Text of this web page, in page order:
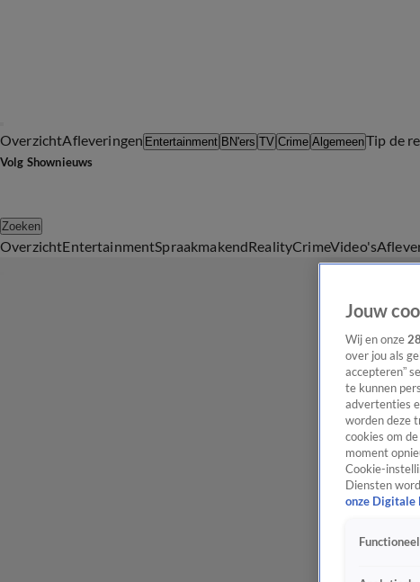
OverzichtAfleveringen Entertainment BN'ers TV Crime AlgemeenTip de
Volg Shownieuws
Zoeken
OverzichtEntertainmentSpraakmakendRealityCrimeVideo's
Jouw
Wij en onze 28
over jou als
accepteren”
te kunnen
advertenties
worden deze
cookies om
moment
Cookie-
Diensten
onze Digitale